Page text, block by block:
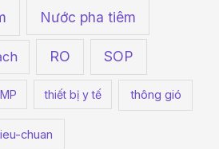
Nước pha tiêm
RO SOP
thiết bị y tế thông gió
chuan